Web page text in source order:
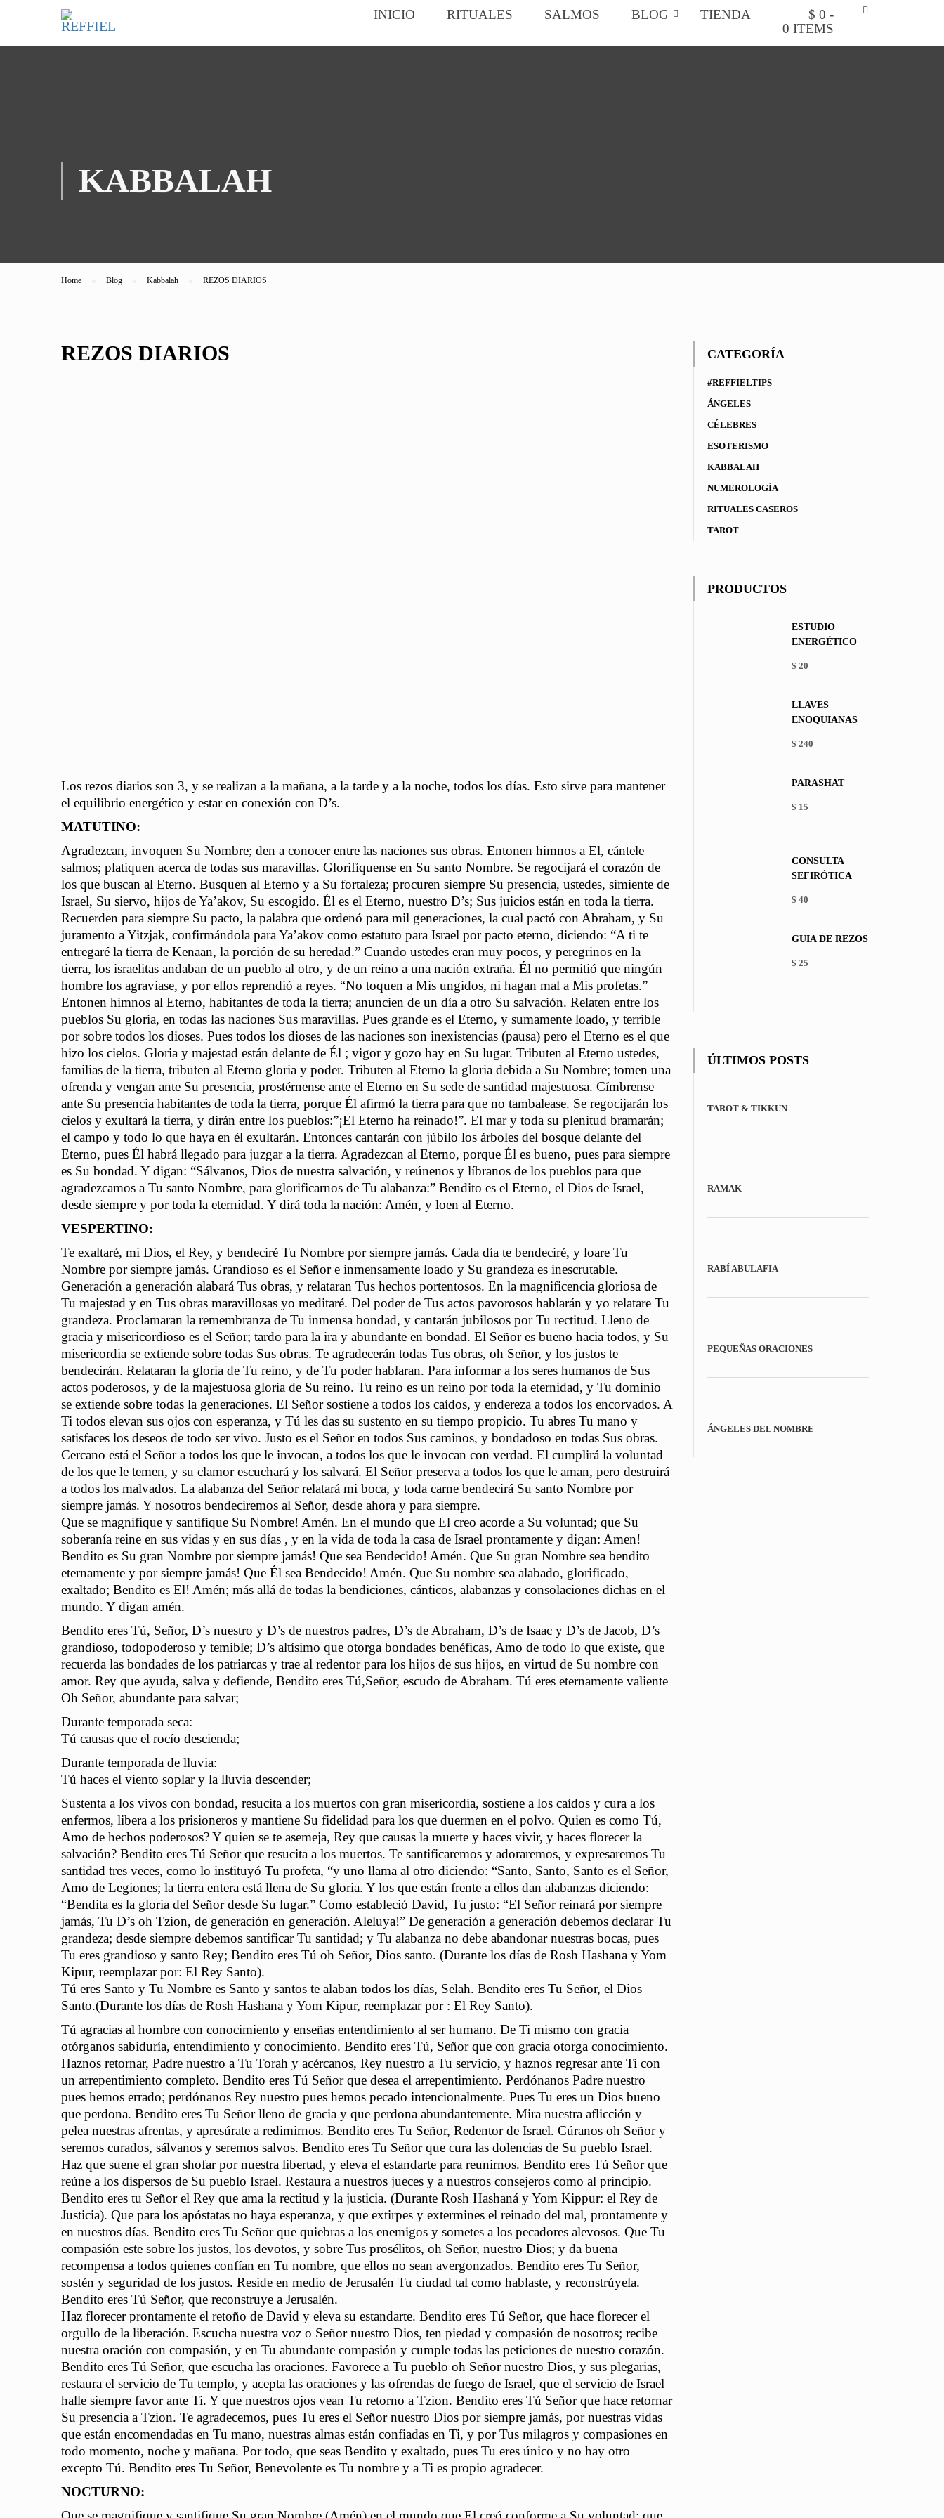
INICIO RITUALES SALMOS BLOG TIENDA
$ 0 -
0 ITEMS
KABBALAH
Home Blog Kabbalah REZOS DIARIOS
REZOS DIARIOS
Los rezos diarios son 3, y se realizan a la mañana, a la tarde y a la noche, todos los días. Esto sirve para mantener
el equilibrio energético y estar en conexión con D’s.
MATUTINO:
Agradezcan, invoquen Su Nombre; den a conocer entre las naciones sus obras. Entonen himnos a El, cántele
salmos; platiquen acerca de todas sus maravillas. Glorifíquense en Su santo Nombre. Se regocijará el corazón de
los que buscan al Eterno. Busquen al Eterno y a Su fortaleza; procuren siempre Su presencia, ustedes, simiente de
Israel, Su siervo, hijos de Ya’akov, Su escogido. Él es el Eterno, nuestro D’s; Sus juicios están en toda la tierra.
Recuerden para siempre Su pacto, la palabra que ordenó para mil generaciones, la cual pactó con Abraham, y Su
juramento a Yitzjak, confirmándola para Ya’akov como estatuto para Israel por pacto eterno, diciendo: “A ti te
entregaré la tierra de Kenaan, la porción de su heredad.” Cuando ustedes eran muy pocos, y peregrinos en la
tierra, los israelitas andaban de un pueblo al otro, y de un reino a una nación extraña. Él no permitió que ningún
hombre los agraviase, y por ellos reprendió a reyes. “No toquen a Mis ungidos, ni hagan mal a Mis profetas.”
Entonen himnos al Eterno, habitantes de toda la tierra; anuncien de un día a otro Su salvación. Relaten entre los
pueblos Su gloria, en todas las naciones Sus maravillas. Pues grande es el Eterno, y sumamente loado, y terrible
por sobre todos los dioses. Pues todos los dioses de las naciones son inexistencias (pausa) pero el Eterno es el que
hizo los cielos. Gloria y majestad están delante de Él ; vigor y gozo hay en Su lugar. Tributen al Eterno ustedes,
familias de la tierra, tributen al Eterno gloria y poder. Tributen al Eterno la gloria debida a Su Nombre; tomen una
ofrenda y vengan ante Su presencia, prostérnense ante el Eterno en Su sede de santidad majestuosa. Címbrense
ante Su presencia habitantes de toda la tierra, porque Él afirmó la tierra para que no tambalease. Se regocijarán los
cielos y exultará la tierra, y dirán entre los pueblos:”¡El Eterno ha reinado!”. El mar y toda su plenitud bramarán;
el campo y todo lo que haya en él exultarán. Entonces cantarán con júbilo los árboles del bosque delante del
Eterno, pues Él habrá llegado para juzgar a la tierra. Agradezcan al Eterno, porque Él es bueno, pues para siempre
es Su bondad. Y digan: “Sálvanos, Dios de nuestra salvación, y reúnenos y líbranos de los pueblos para que
agradezcamos a Tu santo Nombre, para glorificarnos de Tu alabanza:” Bendito es el Eterno, el Dios de Israel,
desde siempre y por toda la eternidad. Y dirá toda la nación: Amén, y loen al Eterno.
VESPERTINO:
Te exaltaré, mi Dios, el Rey, y bendeciré Tu Nombre por siempre jamás. Cada día te bendeciré, y loare Tu
Nombre por siempre jamás. Grandioso es el Señor e inmensamente loado y Su grandeza es inescrutable.
Generación a generación alabará Tus obras, y relataran Tus hechos portentosos. En la magnificencia gloriosa de
Tu majestad y en Tus obras maravillosas yo meditaré. Del poder de Tus actos pavorosos hablarán y yo relatare Tu
grandeza. Proclamaran la remembranza de Tu inmensa bondad, y cantarán jubilosos por Tu rectitud. Lleno de
gracia y misericordioso es el Señor; tardo para la ira y abundante en bondad. El Señor es bueno hacia todos, y Su
misericordia se extiende sobre todas Sus obras. Te agradecerán todas Tus obras, oh Señor, y los justos te
bendecirán. Relataran la gloria de Tu reino, y de Tu poder hablaran. Para informar a los seres humanos de Sus
actos poderosos, y de la majestuosa gloria de Su reino. Tu reino es un reino por toda la eternidad, y Tu dominio
se extiende sobre todas la generaciones. El Señor sostiene a todos los caídos, y endereza a todos los encorvados. A
Ti todos elevan sus ojos con esperanza, y Tú les das su sustento en su tiempo propicio. Tu abres Tu mano y
satisfaces los deseos de todo ser vivo. Justo es el Señor en todos Sus caminos, y bondadoso en todas Sus obras.
Cercano está el Señor a todos los que le invocan, a todos los que le invocan con verdad. El cumplirá la voluntad
de los que le temen, y su clamor escuchará y los salvará. El Señor preserva a todos los que le aman, pero destruirá
a todos los malvados. La alabanza del Señor relatará mi boca, y toda carne bendecirá Su santo Nombre por
siempre jamás. Y nosotros bendeciremos al Señor, desde ahora y para siempre.
Que se magnifique y santifique Su Nombre! Amén. En el mundo que El creo acorde a Su voluntad; que Su
soberanía reine en sus vidas y en sus días , y en la vida de toda la casa de Israel prontamente y digan: Amen!
Bendito es Su gran Nombre por siempre jamás! Que sea Bendecido! Amén. Que Su gran Nombre sea bendito
eternamente y por siempre jamás! Que Él sea Bendecido! Amén. Que Su nombre sea alabado, glorificado,
exaltado; Bendito es El! Amén; más allá de todas la bendiciones, cánticos, alabanzas y consolaciones dichas en el
mundo. Y digan amén.
Bendito eres Tú, Señor, D’s nuestro y D’s de nuestros padres, D’s de Abraham, D’s de Isaac y D’s de Jacob, D’s
grandioso, todopoderoso y temible; D’s altísimo que otorga bondades benéficas, Amo de todo lo que existe, que
recuerda las bondades de los patriarcas y trae al redentor para los hijos de sus hijos, en virtud de Su nombre con
amor. Rey que ayuda, salva y defiende, Bendito eres Tú,Señor, escudo de Abraham. Tú eres eternamente valiente
Oh Señor, abundante para salvar;
Durante temporada seca:
Tú causas que el rocío descienda;
Durante temporada de lluvia:
Tú haces el viento soplar y la lluvia descender;
Sustenta a los vivos con bondad, resucita a los muertos con gran misericordia, sostiene a los caídos y cura a los
enfermos, libera a los prisioneros y mantiene Su fidelidad para los que duermen en el polvo. Quien es como Tú,
Amo de hechos poderosos? Y quien se te asemeja, Rey que causas la muerte y haces vivir, y haces florecer la
salvación? Bendito eres Tú Señor que resucita a los muertos. Te santificaremos y adoraremos, y expresaremos Tu
santidad tres veces, como lo instituyó Tu profeta, “y uno llama al otro diciendo: “Santo, Santo, Santo es el Señor,
Amo de Legiones; la tierra entera está llena de Su gloria. Y los que están frente a ellos dan alabanzas diciendo:
“Bendita es la gloria del Señor desde Su lugar.” Como estableció David, Tu justo: “El Señor reinará por siempre
jamás, Tu D’s oh Tzion, de generación en generación. Aleluya!” De generación a generación debemos declarar Tu
grandeza; desde siempre debemos santificar Tu santidad; y Tu alabanza no debe abandonar nuestras bocas, pues
Tu eres grandioso y santo Rey; Bendito eres Tú oh Señor, Dios santo. (Durante los días de Rosh Hashana y Yom
Kipur, reemplazar por: El Rey Santo).
Tú eres Santo y Tu Nombre es Santo y santos te alaban todos los días, Selah. Bendito eres Tu Señor, el Dios
Santo.(Durante los días de Rosh Hashana y Yom Kipur, reemplazar por : El Rey Santo).
Tú agracias al hombre con conocimiento y enseñas entendimiento al ser humano. De Ti mismo con gracia
otórganos sabiduría, entendimiento y conocimiento. Bendito eres Tú, Señor que con gracia otorga conocimiento.
Haznos retornar, Padre nuestro a Tu Torah y acércanos, Rey nuestro a Tu servicio, y haznos regresar ante Ti con
un arrepentimiento completo. Bendito eres Tú Señor que desea el arrepentimiento. Perdónanos Padre nuestro
pues hemos errado; perdónanos Rey nuestro pues hemos pecado intencionalmente. Pues Tu eres un Dios bueno
que perdona. Bendito eres Tu Señor lleno de gracia y que perdona abundantemente. Mira nuestra aflicción y
pelea nuestras afrentas, y apresúrate a redimirnos. Bendito eres Tu Señor, Redentor de Israel. Cúranos oh Señor y
seremos curados, sálvanos y seremos salvos. Bendito eres Tu Señor que cura las dolencias de Su pueblo Israel.
Haz que suene el gran shofar por nuestra libertad, y eleva el estandarte para reunirnos. Bendito eres Tú Señor que
reúne a los dispersos de Su pueblo Israel. Restaura a nuestros jueces y a nuestros consejeros como al principio.
Bendito eres tu Señor el Rey que ama la rectitud y la justicia. (Durante Rosh Hashaná y Yom Kippur: el Rey de
Justicia). Que para los apóstatas no haya esperanza, y que extirpes y extermines el reinado del mal, prontamente y
en nuestros días. Bendito eres Tu Señor que quiebras a los enemigos y sometes a los pecadores alevosos. Que Tu
compasión este sobre los justos, los devotos, y sobre Tus prosélitos, oh Señor, nuestro Dios; y da buena
recompensa a todos quienes confían en Tu nombre, que ellos no sean avergonzados. Bendito eres Tu Señor,
sostén y seguridad de los justos. Reside en medio de Jerusalén Tu ciudad tal como hablaste, y reconstrúyela.
Bendito eres Tú Señor, que reconstruye a Jerusalén.
Haz florecer prontamente el retoño de David y eleva su estandarte. Bendito eres Tú Señor, que hace florecer el
orgullo de la liberación. Escucha nuestra voz o Señor nuestro Dios, ten piedad y compasión de nosotros; recibe
nuestra oración con compasión, y en Tu abundante compasión y cumple todas las peticiones de nuestro corazón.
Bendito eres Tú Señor, que escucha las oraciones. Favorece a Tu pueblo oh Señor nuestro Dios, y sus plegarias,
restaura el servicio de Tu templo, y acepta las oraciones y las ofrendas de fuego de Israel, que el servicio de Israel
halle siempre favor ante Ti. Y que nuestros ojos vean Tu retorno a Tzion. Bendito eres Tú Señor que hace retornar
Su presencia a Tzion. Te agradecemos, pues Tu eres el Señor nuestro Dios por siempre jamás, por nuestras vidas
que están encomendadas en Tu mano, nuestras almas están confiadas en Ti, y por Tus milagros y compasiones en
todo momento, noche y mañana. Por todo, que seas Bendito y exaltado, pues Tu eres único y no hay otro
excepto Tú. Bendito eres Tu Señor, Benevolente es Tu nombre y a Ti es propio agradecer.
NOCTURNO:
CATEGORÍA
#REFFIELTIPS
ÁNGELES
CÉLEBRES
ESOTERISMO
KABBALAH
NUMEROLOGÍA
RITUALES CASEROS
TAROT
PRODUCTOS
ESTUDIO
ENERGÉTICO
$ 20
LLAVES
ENOQUIANAS
$ 240
PARASHAT
$ 15
multiple
variants.
options
be
on
CONSULTA
SEFIRÓTICA
$ 40
GUÍA DE REZOS
$ 25
ÚLTIMOS POSTS
TAROT & TIKKUN
RAMAK
RABÍ ABULAFIA
PEQUEÑAS ORACIONES
ÁNGELES DEL NOMBRE